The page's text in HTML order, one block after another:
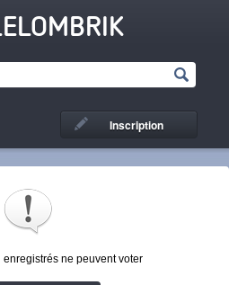
Inscription
enregistrés ne peuvent voter